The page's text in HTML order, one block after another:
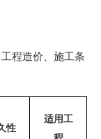
程造价、施工条
性
适用工